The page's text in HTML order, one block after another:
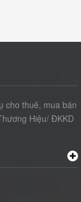
cho thuê, mua bán
Hiệu/ ĐKKD